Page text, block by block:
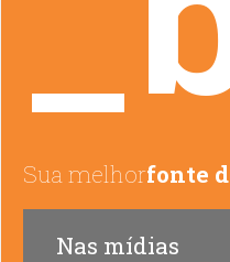
Sua melhorfonte
Nas mídias